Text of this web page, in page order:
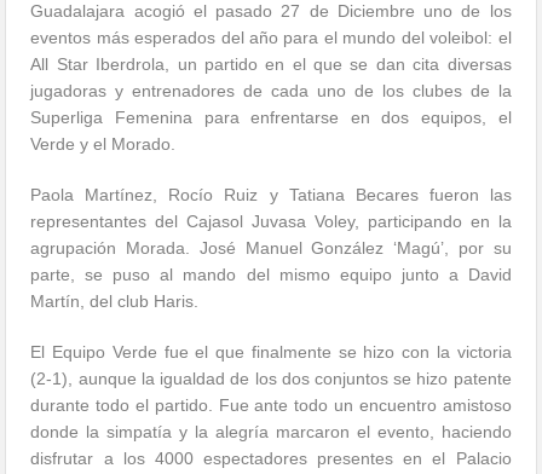
Guadalajara acogió el pasado 27 de Diciembre uno de los
eventos más esperados del año para el mundo del voleibol: el
All Star Iberdrola, un partido en el que se dan cita diversas
jugadoras y entrenadores de cada uno de los clubes de la
Superliga Femenina para enfrentarse en dos equipos, el
Verde y el Morado.
Paola Martínez, Rocío Ruiz y Tatiana Becares fueron las
representantes del Cajasol Juvasa Voley, participando en la
agrupación Morada. José Manuel González ‘Magú’, por su
parte, se puso al mando del mismo equipo junto a David
Martín, del club Haris.
El Equipo Verde fue el que finalmente se hizo con la victoria
(2-1), aunque la igualdad de los dos conjuntos se hizo patente
durante todo el partido. Fue ante todo un encuentro amistoso
donde la simpatía y la alegría marcaron el evento, haciendo
disfrutar a los 4000 espectadores presentes en el Palacio